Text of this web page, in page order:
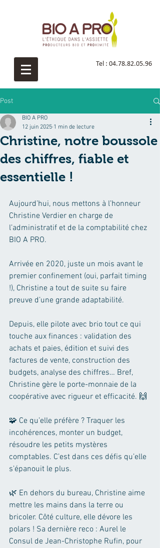
Tel : 04.78.82.05.96
Post
Christine, notre boussole
des chiffres, fiable et
essentielle !
BIO A PRO
12 juin 2025 1 min de lecture
Aujourd’hui, nous mettons à l’honneur
Christine Verdier en charge de
l’administratif et de la comptabilité chez
BIO A PRO.
Arrivée en 2020, juste un mois avant le
premier confinement (oui, parfait timing
!), Christine a tout de suite su faire
preuve d’une grande adaptabilité.
Depuis, elle pilote avec brio tout ce qui
touche aux finances : validation des
achats et paies, édition et suivi des
factures de vente, construction des
budgets, analyse des chiffres… Bref,
Christine gère le porte-monnaie de la
coopérative avec rigueur et efficacité. 🙌
🧩 Ce qu’elle préfère ? Traquer les
incohérences, monter un budget,
résoudre les petits mystères
comptables. C’est dans ces défis qu’elle
s’épanouit le plus.
🌿 En dehors du bureau, Christine aime
mettre les mains dans la terre ou
bricoler. Côté culture, elle dévore les
polars ! Sa dernière reco : Aurel le
Consul de Jean-Christophe Rufin, pour